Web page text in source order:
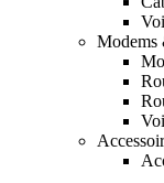
Modems